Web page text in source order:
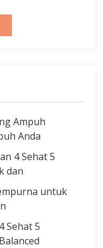
Ampuh
Anda
4 Sehat 5
dan
untuk
Sehat 5